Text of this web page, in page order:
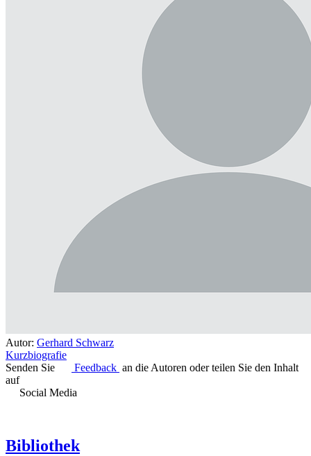
Autor: Gerhard Schwarz
Kurzbiografie
Senden Sie
Feedback an die Autoren oder teilen Sie den Inhalt
auf
Social Media
Bibliothek